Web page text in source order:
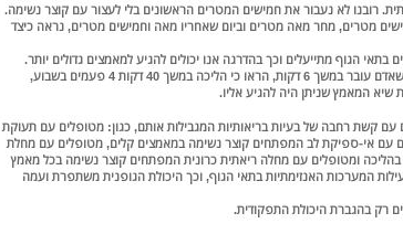
רובנו לא נעבור את חמישים המטרים הראשונים בלי לעצור עם קוצר נשימה.
מטרים, מחר מאה מטרים וביום שאחריו מאה וחמישים מטרים, נראה כיצד
בתאי הגוף מתייעלים וכך בהדרגה אנו יכולים להגיע למאמצים גדולים יותר.
מחקרים רבים שבדקו את מרחק ההליכה שאדם עובר במשך 6 דקות, הראו כי הליכה במשך 40 דקות 4 פעמים בשבוע,
המאמץ שניתן היה להגיע אליו.
עם קשת רחבה של בעיות בריאותיות המגבילות אותם, כגון: מטופלים עם תעוקת
עם אי-ספיקת לב המפתחים קוצר נשימה במאמצים קלים, מטופלים עם מחלת
בהליכה ומטופלים עם מחלה ריאתית כרונית המפתחים קוצר נשימה בכל מאמץ
המערכות האנזימתיות בתאי הגוף, וכך היכולת הגופנית משתפרת ועמה
רק בהגברת היכולת התפקודית.